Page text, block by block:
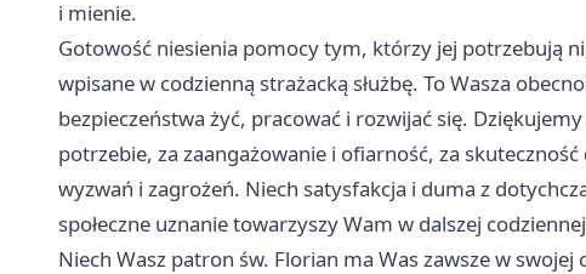
i mienie.
Gotowość niesienia pomocy tym, którzy jej potrzebują
wpisane w codzienną strażacką służbę. To Wasza
bezpieczeństwa żyć, pracować i rozwijać się.
potrzebie, za zaangażowanie i ofiarność, za
wyzwań i zagrożeń. Niech satysfakcja i duma z
społeczne uznanie towarzyszy Wam w dalszej
Niech Wasz patron św. Florian ma Was zawsze w swojej